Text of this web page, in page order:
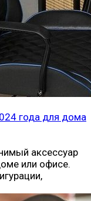
года для дома
аксессуар
или офисе.